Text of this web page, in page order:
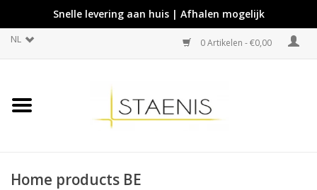
Snelle levering aan huis | Afhalen mogelijk
NL 0 Artikelen - €0,00
Home products BE